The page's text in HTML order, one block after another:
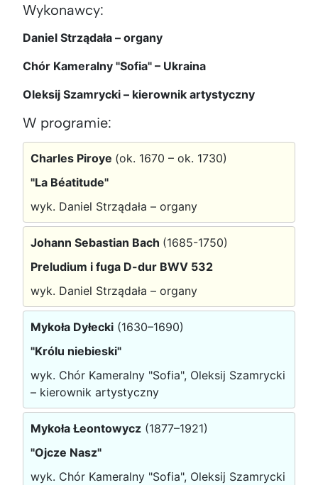
Wykonawcy:
Daniel Strządała – organy
Chór Kameralny "Sofia" – Ukraina
Oleksij Szamrycki – kierownik artystyczny
W programie:
Charles Piroye (ok. 1670 – ok. 1730)
"La Béatitude"
wyk. Daniel Strządała – organy
Johann Sebastian Bach (1685-1750)
Preludium i fuga D-dur BWV 532
wyk. Daniel Strządała – organy
Mykoła Dyłecki (1630–1690)
"Królu niebieski"
wyk. Chór Kameralny "Sofia", Oleksij Szamrycki
– kierownik artystyczny
Mykoła Łeontowycz (1877–1921)
"Ojcze Nasz"
wyk. Chór Kameralny "Sofia", Oleksij Szamrycki